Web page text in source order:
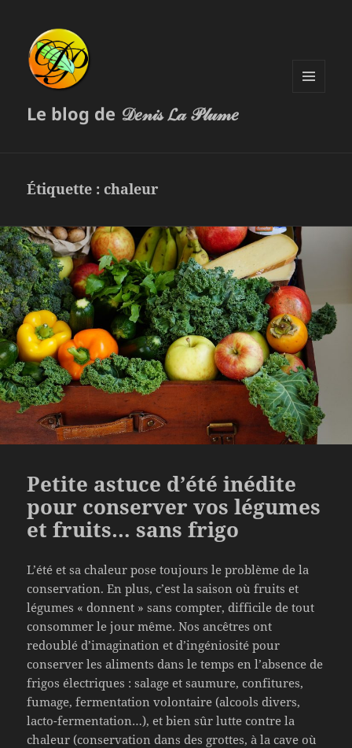
Le blog de 𝒟𝑒𝓃𝒾𝓈 𝓛𝒶 𝒫𝓁𝓊𝓂𝑒
Étiquette : chaleur
Petite astuce d’été inédite
pour conserver vos légumes
et fruits… sans frigo
L’été et sa chaleur pose toujours le problème de la
conservation. En plus, c’est la saison où fruits et
légumes « donnent » sans compter, difficile de tout
consommer le jour même. Nos ancêtres ont
redoublé d’imagination et d’ingéniosité pour
conserver les aliments dans le temps en l’absence de
frigos électriques : salage et saumure, confitures,
fumage, fermentation volontaire (alcools divers,
lacto-fermentation…), et bien sûr lutte contre la
chaleur (conservation dans des grottes, à la cave où